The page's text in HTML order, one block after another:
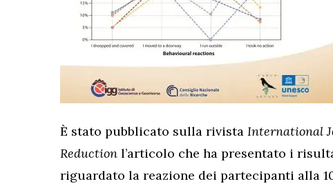
È stato pubblicato sulla rivista International
Reduction l’articolo che ha presentato i
riguardato la reazione dei partecipanti alla